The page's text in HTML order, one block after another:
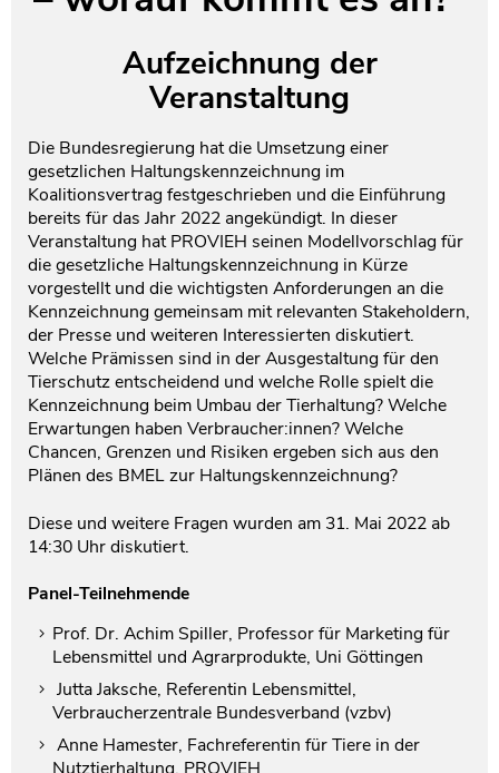
Aufzeichnung der
Veranstaltung
Die Bundesregierung hat die Umsetzung einer
gesetzlichen Haltungskennzeichnung im
Koalitionsvertrag festgeschrieben und die Einführung
bereits für das Jahr 2022 angekündigt. In dieser
Veranstaltung hat PROVIEH seinen Modellvorschlag für
die gesetzliche Haltungskennzeichnung in Kürze
vorgestellt und die wichtigsten Anforderungen an die
Kennzeichnung gemeinsam mit relevanten Stakeholdern,
der Presse und weiteren Interessierten diskutiert.
Welche Prämissen sind in der Ausgestaltung für den
Tierschutz entscheidend und welche Rolle spielt die
Kennzeichnung beim Umbau der Tierhaltung? Welche
Erwartungen haben Verbraucher:innen? Welche
Chancen, Grenzen und Risiken ergeben sich aus den
Plänen des BMEL zur Haltungskennzeichnung?
Diese und weitere Fragen wurden am 31. Mai 2022 ab
14:30 Uhr diskutiert.
Panel-Teilnehmende
Prof. Dr. Achim Spiller, Professor für Marketing für
Lebensmittel und Agrarprodukte, Uni Göttingen
Jutta Jaksche, Referentin Lebensmittel,
Verbraucherzentrale Bundesverband (vzbv)
Anne Hamester, Fachreferentin für Tiere in der